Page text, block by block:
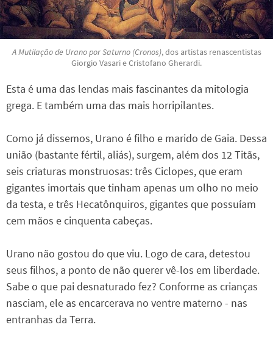
A Mutilação de Urano por Saturno (Cronos), dos artistas renascentistas
Giorgio Vasari e Cristofano Gherardi.
Esta é uma das lendas mais fascinantes da mitologia
grega. E também uma das mais horripilantes.
Como já dissemos, Urano é filho e marido de Gaia. Dessa
união (bastante fértil, aliás), surgem, além dos 12 Titãs,
seis criaturas monstruosas: três Ciclopes, que eram
gigantes imortais que tinham apenas um olho no meio
da testa, e três Hecatônquiros, gigantes que possuíam
cem mãos e cinquenta cabeças.
Urano não gostou do que viu. Logo de cara, detestou
seus filhos, a ponto de não querer vê-los em liberdade.
Sabe o que pai desnaturado fez? Conforme as crianças
nasciam, ele as encarcerava no ventre materno - nas
entranhas da Terra.